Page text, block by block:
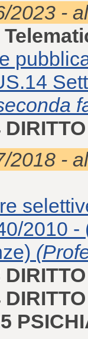
2023 -
2018 -
2010